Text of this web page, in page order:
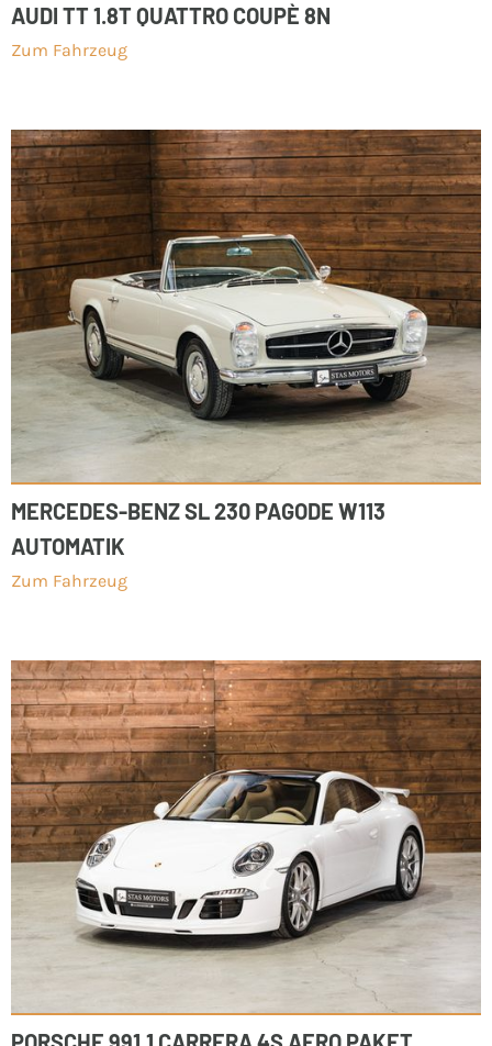
AUDI TT 1.8T QUATTRO COUPÈ 8N
Zum Fahrzeug
MERCEDES-BENZ SL 230 PAGODE W113
AUTOMATIK
Zum Fahrzeug